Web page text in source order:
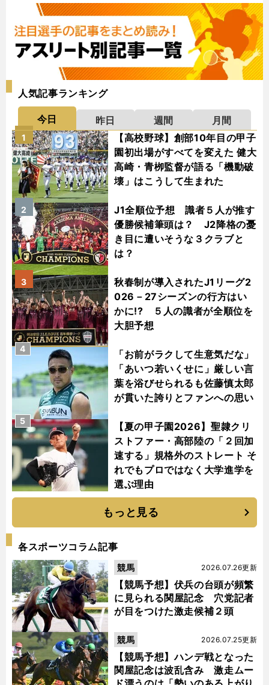
人気記事ランキング
今日 昨日 週間
月間
【高校野球】創部10年目の甲子
園初出場がすべてを変えた 健大
高崎・青栁監督が語る「機動破
壊」はこうして生まれた
1
J1全順位予想 識者５人が推す
優勝候補筆頭は？ J2降格の憂
き目に遭いそうな３クラブと
は？
2
秋春制が導入されたJ1リーグ2
026－27シーズンの行方はい
かに!? ５人の識者が全順位を
大胆予想
3
「お前がラクして生意気だな」
「あいつ若いくせに」厳しい言
葉を浴びせられるも佐藤慎太郎
が貫いた誇りとファンへの思い
4
【夏の甲子園2026】聖隷クリ
ストファー・高部陸の「２回加
速する」規格外のストレート そ
れでもプロではなく大学進学を
選ぶ理由
5
もっと見る
各スポーツコラム記事
【競馬予想】伏兵の台頭が頻繁
に見られる関屋記念 穴党記者
が目をつけた激走候補２頭
2026.07.26更新
競馬
【競馬予想】ハンデ戦となった
関屋記念は波乱含み 激走ムー
2026.07.25更新
競馬